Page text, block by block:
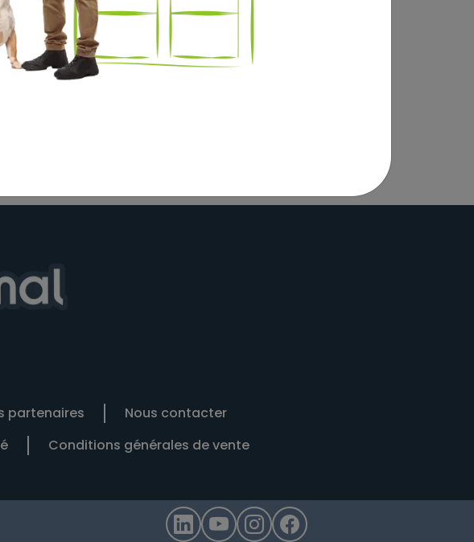
(dont 7% de frais), Courgettes* 4%, Glycine, Fibre de Pois
de poisson* 0.08%.
partenaires
Nous contacter
Conditions générales de vente